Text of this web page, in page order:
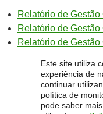
Este site utiliza
experiência de
continuar
política de
pode saber
Relatório de
Relatório de
Relatório de
Relatório de